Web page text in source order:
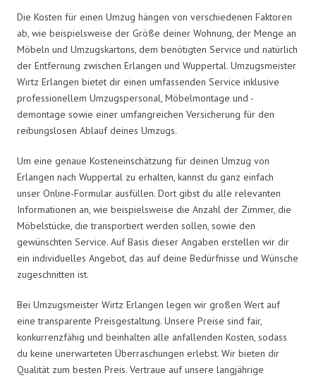
Die Kosten für einen Umzug hängen von verschiedenen Faktoren
ab, wie beispielsweise der Größe deiner Wohnung, der Menge an
Möbeln und Umzugskartons, dem benötigten Service und natürlich
der Entfernung zwischen Erlangen und Wuppertal. Umzugsmeister
Wirtz Erlangen bietet dir einen umfassenden Service inklusive
professionellem Umzugspersonal, Möbelmontage und -
demontage sowie einer umfangreichen Versicherung für den
reibungslosen Ablauf deines Umzugs.
Um eine genaue Kosteneinschätzung für deinen Umzug von
Erlangen nach Wuppertal zu erhalten, kannst du ganz einfach
unser Online-Formular ausfüllen. Dort gibst du alle relevanten
Informationen an, wie beispielsweise die Anzahl der Zimmer, die
Möbelstücke, die transportiert werden sollen, sowie den
gewünschten Service. Auf Basis dieser Angaben erstellen wir dir
ein individuelles Angebot, das auf deine Bedürfnisse und Wünsche
zugeschnitten ist.
Bei Umzugsmeister Wirtz Erlangen legen wir großen Wert auf
eine transparente Preisgestaltung. Unsere Preise sind fair,
konkurrenzfähig und beinhalten alle anfallenden Kosten, sodass
du keine unerwarteten Überraschungen erlebst. Wir bieten dir
Qualität zum besten Preis. Vertraue auf unsere langjährige